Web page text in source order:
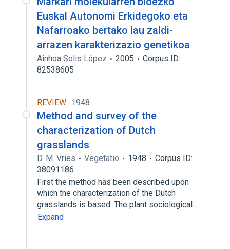
Euskal Autonomi Erkidegoko eta
Nafarroako bertako lau zaldi-
arrazen karakterizazio genetikoa
Ainhoa Solis López 2005
Corpus ID:
82538605
REVIEW 1948
Method and survey of the
characterization of Dutch
grasslands
D. M. Vries Vegetatio 1948
Corpus ID:
38091186
First the method has been described upon
which the characterization of the Dutch
grasslands is based. The plant sociological…
Expand